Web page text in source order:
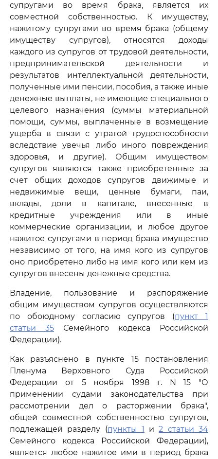
супругами во время брака, является их
совместной собственностью. К имуществу,
нажитому супругами во время брака (общему
имуществу супругов), относятся доходы
каждого из супругов от трудовой деятельности,
предпринимательской деятельности и
результатов интеллектуальной деятельности,
полученные ими пенсии, пособия, а также иные
денежные выплаты, не имеющие специального
целевого назначения (суммы материальной
помощи, суммы, выплаченные в возмещение
ущерба в связи с утратой трудоспособности
вследствие увечья либо иного повреждения
здоровья, и другие). Общим имуществом
супругов являются также приобретенные за
счет общих доходов супругов движимые и
недвижимые вещи, ценные бумаги, паи,
вклады, доли в капитале, внесенные в
кредитные учреждения или в иные
коммерческие организации, и любое другое
нажитое супругами в период брака имущество
независимо от того, на имя кого из супругов
оно приобретено либо на имя кого или кем из
супругов внесены денежные средства.
Владение, пользование и распоряжение
общим имуществом супругов осуществляются
по обоюдному согласию супругов (пункт 1
статьи 35 Семейного кодекса Российской
Федерации).
Как разъяснено в пункте 15 постановления
Пленума Верховного Суда Российской
Федерации от 5 ноября 1998 г. N 15 "О
применении судами законодательства при
рассмотрении дел о расторжении брака",
общей совместной собственностью супругов,
подлежащей разделу (пункты 1 и2 статьи 34
Семейного кодекса Российской Федерации),
является любое нажитое ими в период брака